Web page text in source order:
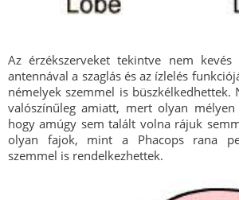
Az érzékszerveket tekintve nem
antennával a szaglás és az ízlelés
némelyek szemmel is
valószínűleg amiatt, mert olyan
hogy amúgy sem talált volna rájuk
olyan fajok, mint a Phacops rana
szemmel is rendelkezhettek.